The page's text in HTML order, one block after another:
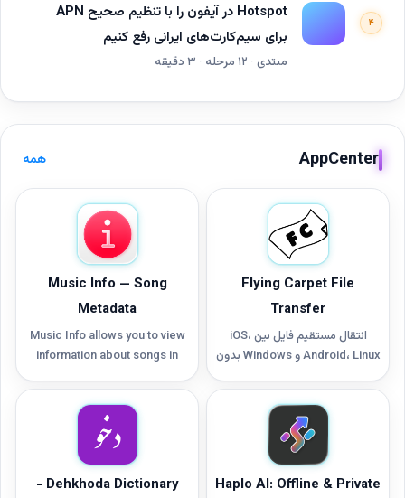
۴
Hotspot در آیفون را با تنظیم صحیح APN
برای سیم‌کارت‌های ایرانی رفع کنیم
مبتدی · ۱۲ مرحله · ۳ دقیقه
AppCenter همه
Flying Carpet File
Transfer
انتقال مستقیم فایل بین iOS،
Android، Linux و Windows بدون
فقط با دو دستگاه در فاصله نزدیک
از طریق Wi‑Fi اد‑هاک (و به‌صورت
اختیاری بلوتوث) امکان‌پذیر است.
Music Info — Song
Metadata
Music Info allows you to view
information about songs in
count, skip count, release
date, date added, album artist,
composer, genre, year,
comments, lyrics, and more.*
Haplo AI: Offline & Private
Dehkhoda Dictionary -